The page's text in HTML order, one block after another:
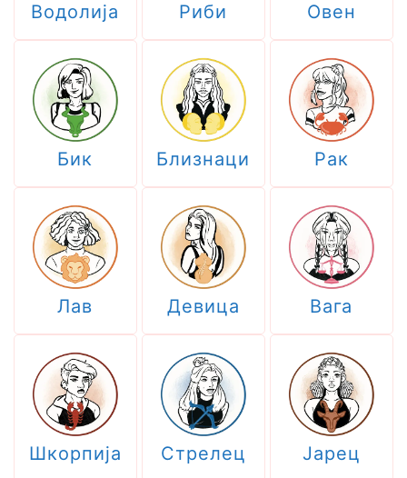
Водолија Риби Овен
Бик Близнаци Рак
Лав Девица Вага
Шкорпија Стрелец Јарец